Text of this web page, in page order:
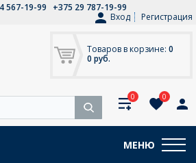
567-19-99
+375 29 787-19-99
Вход
Регистрация
Товаров в корзине: 0
0 руб.
0 0
МЕНЮ